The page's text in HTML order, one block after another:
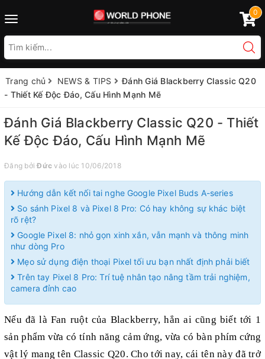
Toggle
0
Trang chủ NEWS & TIPS
Đánh Giá Blackberry Classic Q20
- Thiết Kế Độc Đáo, Cấu Hình Mạnh Mẽ
Đánh Giá Blackberry Classic Q20 - Thiết
Kế Độc Đáo, Cấu Hình Mạnh Mẽ
Đăng bởiĐức vào lúc 10/06/2018
Hướng dẫn kết nối tai nghe Google Pixel Buds A-series
So sánh Pixel 8 và Pixel 8 Pro: Có hay không sự khác biệt
rõ rệt?
Google Pixel 8: nhỏ gọn xinh xắn, vẫn mạnh và thông minh
như dòng Pro
Mẹo sử dụng điện thoại Pixel tối ưu bạn nhất định phải biết
Trên tay Pixel 8 Pro: Trí tuệ nhân tạo nâng tầm trải nghiệm,
camera đỉnh cao
Nếu đã là Fan ruột của Blackberry, hẳn ai cũng biết tới 1
sản phẩm vừa có tính năng cảm ứng, vừa có bàn phím cứng
vật lý mang tên Classic Q20. Cho tới nay, cái tên này đã trở